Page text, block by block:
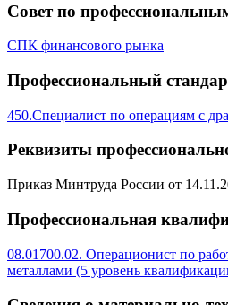
Совет по
СПК финансового рынка
Профессиональный
450.Специалист по операциям с
Реквизиты
Приказ Минтруда России от
Профессиональная
08.01700.02. Операционист по
металлами (5 уровень